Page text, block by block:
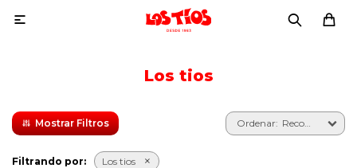

Los tios
Recomendados
Filtrando por: Los tios